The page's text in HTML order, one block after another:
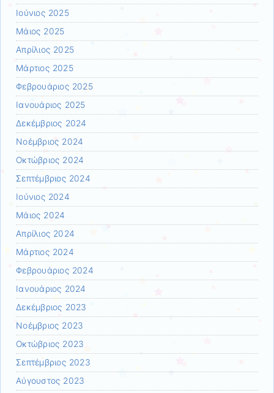
Ιούνιος 2025
Μάιος 2025
Απρίλιος 2025
Μάρτιος 2025
Φεβρουάριος 2025
Ιανουάριος 2025
Δεκέμβριος 2024
Νοέμβριος 2024
Οκτώβριος 2024
Σεπτέμβριος 2024
Ιούνιος 2024
Μάιος 2024
Απρίλιος 2024
Μάρτιος 2024
Φεβρουάριος 2024
Ιανουάριος 2024
Δεκέμβριος 2023
Νοέμβριος 2023
Οκτώβριος 2023
Σεπτέμβριος 2023
Αύγουστος 2023